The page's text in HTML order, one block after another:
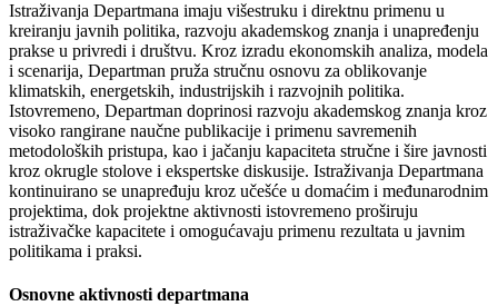
Istraživanja Departmana imaju višestruku i direktnu primenu u
kreiranju javnih politika, razvoju akademskog znanja i unapređenju
prakse u privredi i društvu. Kroz izradu ekonomskih analiza, modela
i scenarija, Departman pruža stručnu osnovu za oblikovanje
klimatskih, energetskih, industrijskih i razvojnih politika.
Istovremeno, Departman doprinosi razvoju akademskog znanja kroz
visoko rangirane naučne publikacije i primenu savremenih
metodoloških pristupa, kao i jačanju kapaciteta stručne i šire javnosti
kroz okrugle stolove i ekspertske diskusije. Istraživanja Departmana
kontinuirano se unapređuju kroz učešće u domaćim i međunarodnim
projektima, dok projektne aktivnosti istovremeno proširuju
istraživačke kapacitete i omogućavaju primenu rezultata u javnim
politikama i praksi.
Osnovne aktivnosti departmana